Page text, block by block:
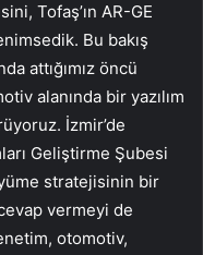
Tofaş’ın AR-GE
Bu bakış
attığımız öncü
alanında bir yazılım
İzmir’de
Geliştirme Şubesi
stratejisinin bir
vermeyi de
otomotiv,